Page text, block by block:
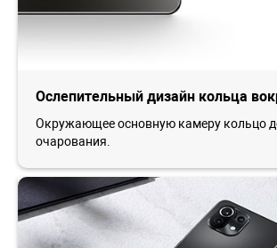
Ослепительный дизайн кольца
Окружающее основную камеру кольцо
очарования.